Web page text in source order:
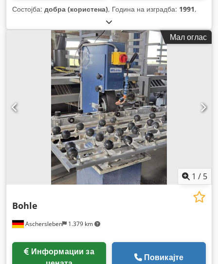
Состојба: добра (користена), Година на изградба: 1991,
Мал оглас
1 / 5
Aschersleben 1.379 km
Bohle
Повикајте